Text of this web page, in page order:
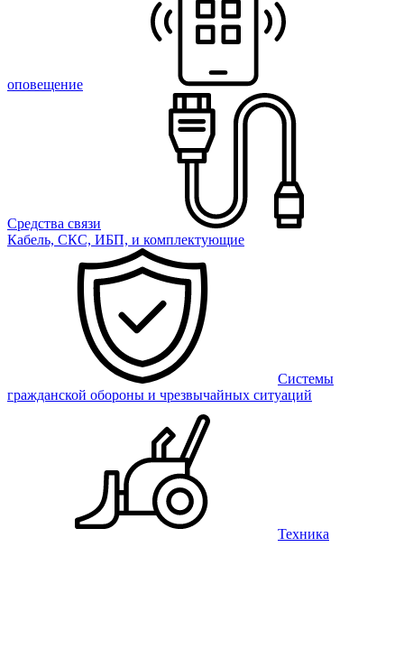
оповещение
Средства связи
Кабель, СКС, ИБП, и комплектующие
Системы
гражданской обороны и чрезвычайных ситуаций
Техника